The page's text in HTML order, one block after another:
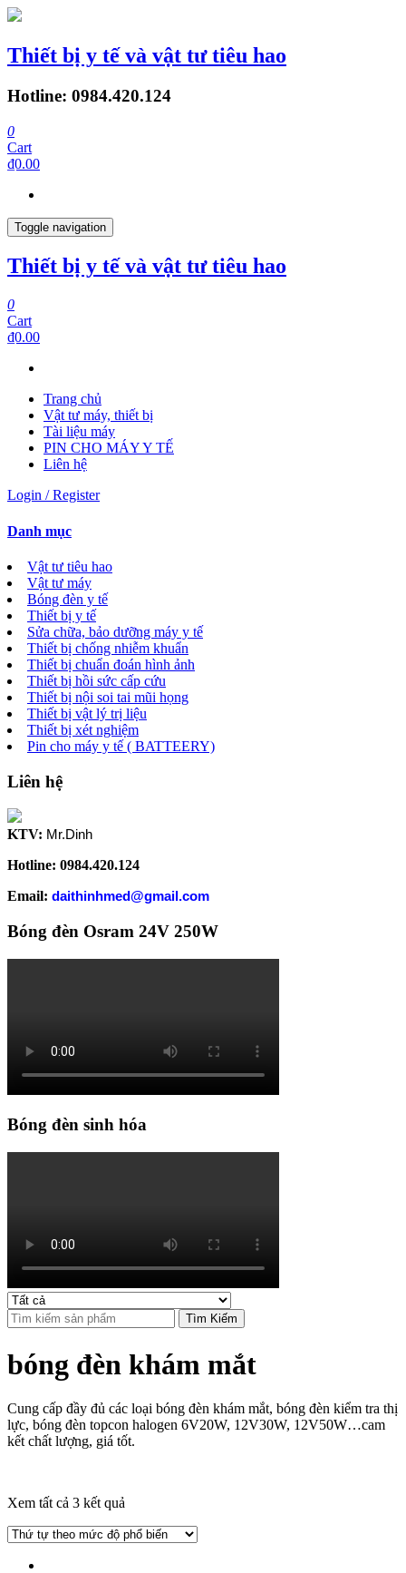
Thiết bị y tế và vật tư tiêu hao
Hotline: 0984.420.124
0
Cart
₫0.00
Toggle navigation
Thiết bị y tế và vật tư tiêu hao
0
Cart
₫0.00
Trang chủ
Vật tư máy, thiết bị
Tài liệu máy
PIN CHO MÁY Y TẾ
Liên hệ
Login / Register
Danh mục
Vật tư tiêu hao
Vật tư máy
Bóng đèn y tế
Thiết bị y tế
Sửa chữa, bảo dưỡng máy y tế
Thiết bị chống nhiễm khuẩn
Thiết bị chuẩn đoán hình ảnh
Thiết bị hồi sức cấp cứu
Thiết bị nội soi tai mũi họng
Thiết bị vật lý trị liệu
Thiết bị xét nghiệm
Pin cho máy y tế ( BATTEERY)
Liên hệ
KTV: Mr.Dinh
Hotline: 0984.420.124
Email: daithinhmed@gmail.com
Bóng đèn Osram 24V 250W
Bóng đèn sinh hóa
Tìm Kiếm
bóng đèn khám mắt
Cung cấp đầy đủ các loại bóng đèn khám mắt, bóng đèn kiểm tra thị
lực, bóng đèn topcon halogen 6V20W, 12V30W, 12V50W…cam
kết chất lượng, giá tốt.
Xem tất cả 3 kết quả